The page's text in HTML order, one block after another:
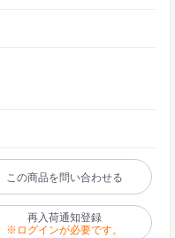
この商品を問い合わせる
再入荷通知登録
※ログインが必要です。